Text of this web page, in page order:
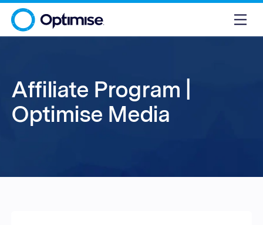
Affiliate Program |
Optimise Media